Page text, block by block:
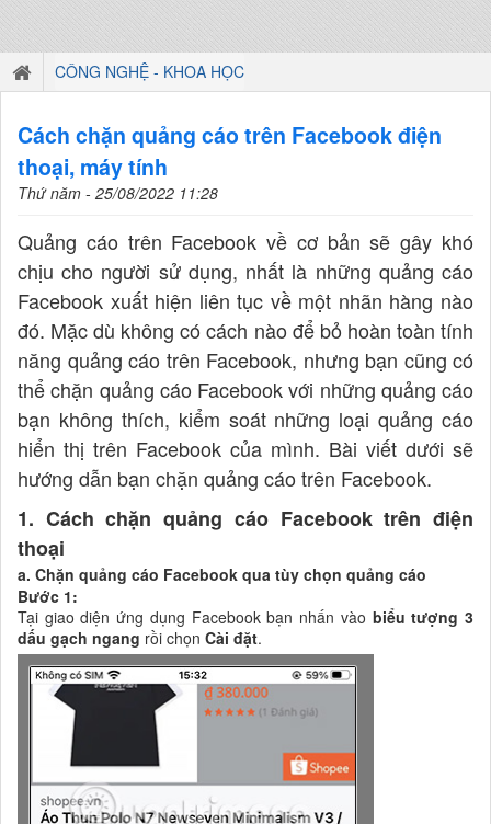
CÔNG NGHỆ - KHOA HỌC
Cách chặn quảng cáo trên Facebook điện
thoại, máy tính
Thứ năm - 25/08/2022 11:28
Quảng cáo trên Facebook về cơ bản sẽ gây khó
chịu cho người sử dụng, nhất là những quảng cáo
Facebook xuất hiện liên tục về một nhãn hàng nào
đó. Mặc dù không có cách nào để bỏ hoàn toàn tính
năng quảng cáo trên Facebook, nhưng bạn cũng có
thể chặn quảng cáo Facebook với những quảng cáo
bạn không thích, kiểm soát những loại quảng cáo
hiển thị trên Facebook của mình. Bài viết dưới sẽ
hướng dẫn bạn chặn quảng cáo trên Facebook.
1. Cách chặn quảng cáo Facebook trên điện
thoại
a. Chặn quảng cáo Facebook qua tùy chọn quảng cáo
Bước 1:
Tại giao diện ứng dụng Facebook bạn nhấn vào biểu tượng 3
dấu gạch ngang rồi chọn Cài đặt.